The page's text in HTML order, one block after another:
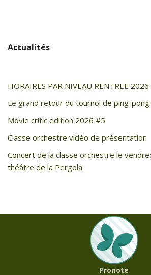
Actualités
HORAIRES PAR NIVEAU RENTREE
Le grand retour du tournoi de ping-pong
Movie critic edition 2026 #5
Classe orchestre vidéo de présentation
Concert de la classe orchestre le
théâtre de la Pergola
Pronote